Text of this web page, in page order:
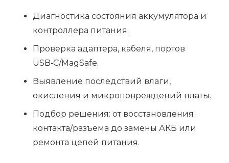
Диагностика состояния аккумулятора и
контроллера питания.
Проверка адаптера, кабеля, портов
USB‑C/MagSafe.
Выявление последствий влаги,
окисления и микроповреждений платы.
Подбор решения: от восстановления
контакта/разъема до замены АКБ или
ремонта цепей питания.